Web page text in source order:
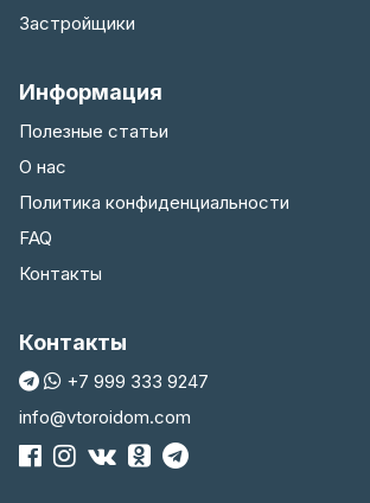
Застройщики
Информация
Полезные статьи
О нас
Политика конфиденциальности
FAQ
Контакты
Контакты
+7 999 333 9247
info@vtoroidom.com